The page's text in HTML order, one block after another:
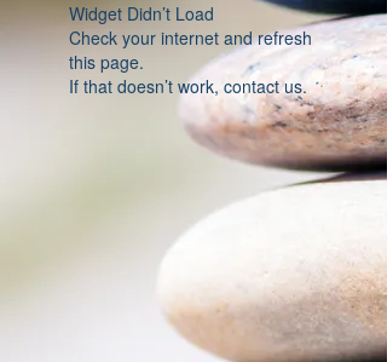
Widget Didn’t Load
Check your internet and refresh
this page.
If that doesn’t work, contact us.